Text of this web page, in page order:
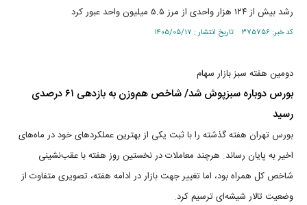
رشد بیش از ۱۲۴ هزار واحدی از مرز ۵.۵ میلیون واحد عبور کرد
کد خبر: ۳۷۵۷۵۶ تاریخ انتشار : ۱۴۰۵/۰۵/۱۷
دومین هفته سبز بازار سهام
بورس دوباره سبزپوش شد/ شاخص هم‌وزن به بازدهی ۶۱ درصدی
رسید
بورس تهران هفته گذشته را با ثبت یکی از بهترین عملکردهای خود در ماه‌های
اخیر به پایان رساند. هرچند معاملات در نخستین روز هفته با عقب‌نشینی
شاخص کل همراه بود، اما تغییر جهت بازار در ادامه هفته، تصویری متفاوت از
وضعیت تالار شیشه‌ای ترسیم کرد.